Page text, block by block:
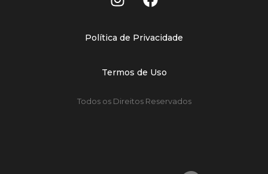
Política de Privacidade
Termos de Uso
Todos os Direitos Reservados